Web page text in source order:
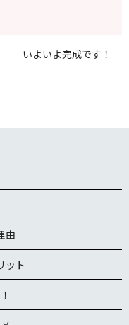
いよいよ完成です！
由
ット